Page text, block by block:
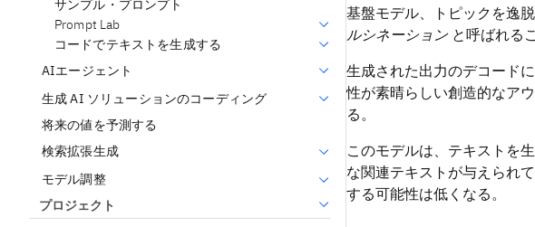
サンプル・プロンプト
Prompt Lab
コードでテキストを生成する
AIエージェント
生成 AI ソリューションのコーディング
将来の値を予測する
検索拡張生成
モデル調整
プロジェクト
基盤モデル、トピックを逸
ルシネーションと呼ばれる
生成された出力のデコード
性が素晴らしい創造的なア
る。
このモデルは、テキストを
な関連テキストが与えられ
する可能性は低くなる。